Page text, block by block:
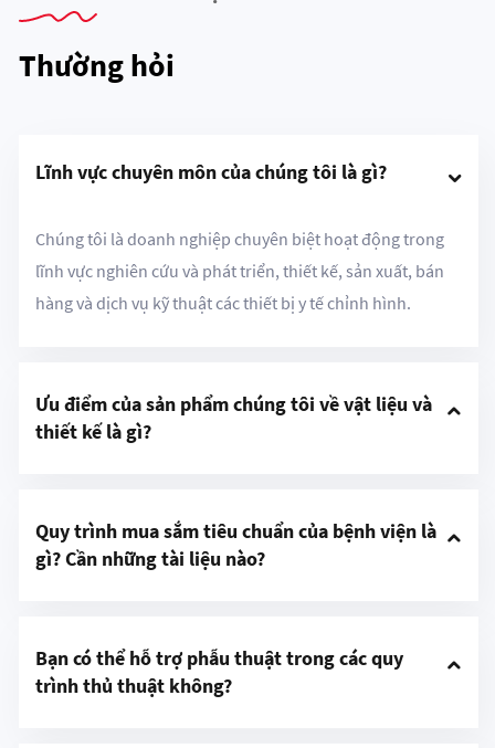
Thường hỏi
Lĩnh vực chuyên môn của chúng tôi là gì?
Chúng tôi là doanh nghiệp chuyên biệt hoạt động trong
lĩnh vực nghiên cứu và phát triển, thiết kế, sản xuất, bán
hàng và dịch vụ kỹ thuật các thiết bị y tế chỉnh hình.
Ưu điểm của sản phẩm chúng tôi về vật liệu và
thiết kế là gì?
Quy trình mua sắm tiêu chuẩn của bệnh viện là
gì? Cần những tài liệu nào?
Bạn có thể hỗ trợ phẫu thuật trong các quy
trình thủ thuật không?